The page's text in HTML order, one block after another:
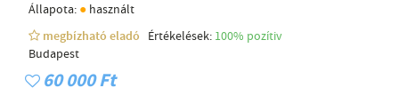
Állapota: ● használt
megbízható eladó
Értékelések: 100% pozítiv
Budapest
60 000 Ft